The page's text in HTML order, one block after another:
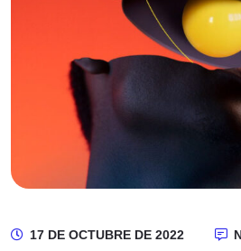
17 DE OCTUBRE DE 2022